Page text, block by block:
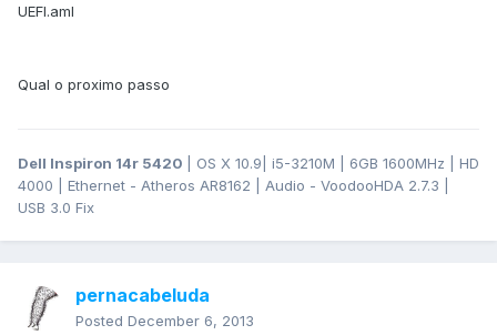
UEFI.aml
Qual o proximo passo
Dell Inspiron 14r 5420
| OS X 10.9| i5-3210M | 6GB 1600MHz | HD
4000 | Ethernet - Atheros AR8162 | Audio - VoodooHDA 2.7.3 |
USB 3.0 Fix
pernacabeluda
Posted December 6, 2013